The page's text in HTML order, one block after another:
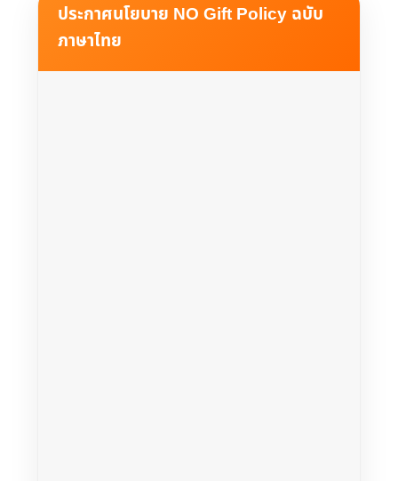
ประกาศนโยบาย NO Gift Policy ฉบับ
ภาษาไทย